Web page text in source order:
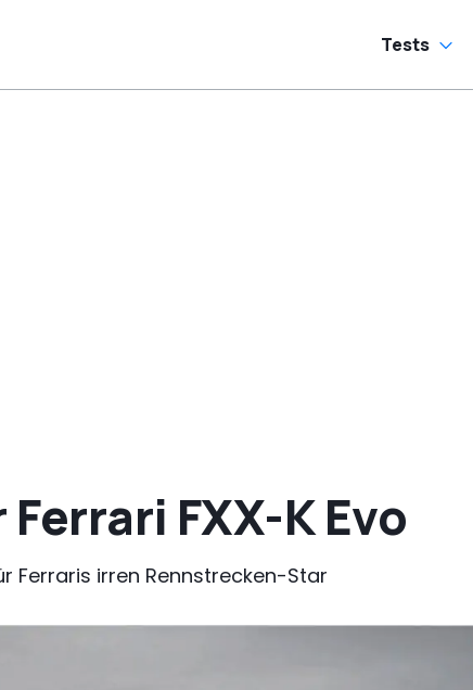
Tests
FXX-K Evo
Ferraris irren Rennstrecken-Star